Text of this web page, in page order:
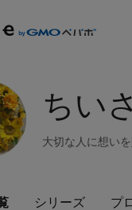
ちい
大切な人に想い
シリーズ プ